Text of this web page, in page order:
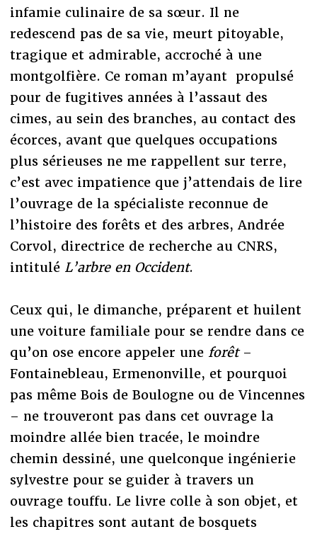
infamie culinaire de sa sœur. Il ne
redescend pas de sa vie, meurt pitoyable,
tragique et admirable, accroché à une
montgolfière. Ce roman m’ayant propulsé
pour de fugitives années à l’assaut des
cimes, au sein des branches, au contact des
écorces, avant que quelques occupations
plus sérieuses ne me rappellent sur terre,
c’est avec impatience que j’attendais de lire
l’ouvrage de la spécialiste reconnue de
l’histoire des forêts et des arbres, Andrée
Corvol, directrice de recherche au CNRS,
intituléL’arbre en Occident.
Ceux qui, le dimanche, préparent et huilent
une voiture familiale pour se rendre dans ce
qu’on ose encore appeler une forêt –
Fontainebleau, Ermenonville, et pourquoi
pas même Bois de Boulogne ou de Vincennes
– ne trouveront pas dans cet ouvrage la
moindre allée bien tracée, le moindre
chemin dessiné, une quelconque ingénierie
sylvestre pour se guider à travers un
ouvrage touffu. Le livre colle à son objet, et
les chapitres sont autant de bosquets